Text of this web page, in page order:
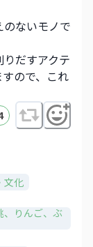
ないモノで
だすアクテ
ので、これ
文化​
、りんご、ぶ